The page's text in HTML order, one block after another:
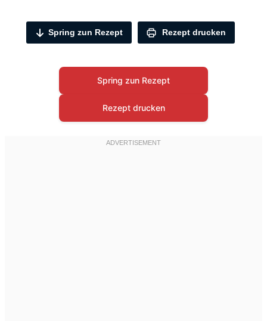
Spring zun Rezept Rezept drucken
Spring zun Rezept
Rezept drucken